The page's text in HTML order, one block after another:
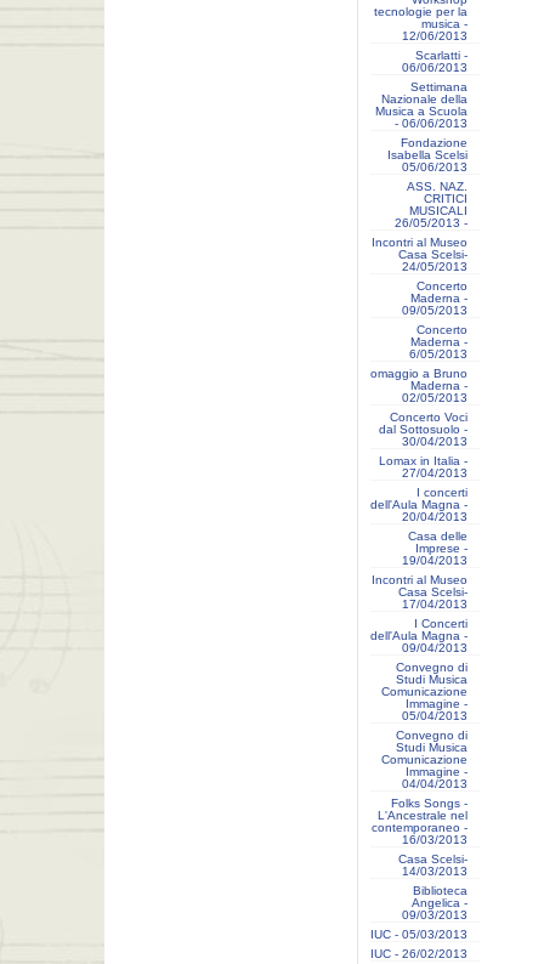
tecnologie per la
musica -
12/06/2013
Scarlatti -
06/06/2013
Settimana
Nazionale della
Musica a Scuola
- 06/06/2013
Fondazione
Isabella Scelsi
05/06/2013
ASS. NAZ.
CRITICI
MUSICALI
26/05/2013 -
Incontri al Museo
Casa Scelsi-
24/05/2013
Concerto
Maderna -
09/05/2013
Concerto
Maderna -
6/05/2013
omaggio a Bruno
Maderna -
02/05/2013
Concerto Voci
dal Sottosuolo -
30/04/2013
Lomax in Italia -
27/04/2013
I concerti
dell'Aula Magna -
20/04/2013
Casa delle
Imprese -
19/04/2013
Incontri al Museo
Casa Scelsi-
17/04/2013
I Concerti
dell'Aula Magna -
09/04/2013
Convegno di
Studi Musica
Comunicazione
Immagine -
05/04/2013
Convegno di
Studi Musica
Comunicazione
Immagine -
04/04/2013
Folks Songs -
L'Ancestrale nel
contemporaneo -
16/03/2013
Casa Scelsi-
14/03/2013
Biblioteca
Angelica -
09/03/2013
IUC - 05/03/2013
IUC - 26/02/2013